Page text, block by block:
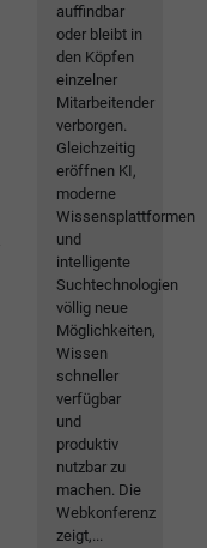
auffindbar
oder bleibt in
den Köpfen
einzelner
Mitarbeitender
verborgen.
Gleichzeitig
eröffnen KI,
moderne
Wissensplattformen
und
intelligente
Suchtechnologien
völlig neue
Möglichkeiten,
Wissen
schneller
verfügbar
und
produktiv
nutzbar zu
machen. Die
Webkonferenz
zeigt,...